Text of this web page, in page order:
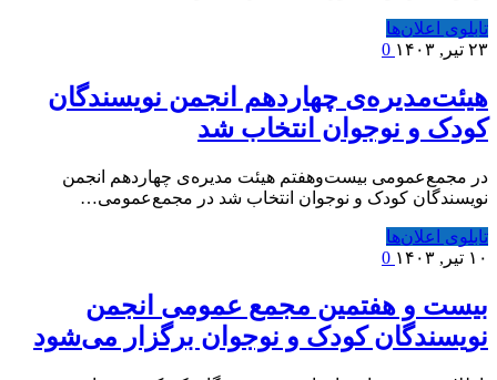
تابلوی اعلان‌ها
۲۳ تیر, ۱۴۰۳
هیئت‌مدیره‌ی چهاردهم انجمن نویسندگان
کودک و نوجوان انتخاب شد
در مجمع‌عمومی بیست‌وهفتم هیئت مدیره‌ی چهاردهم انجمن
نویسندگان کودک و نوجوان انتخاب شد در مجمع‌عمومی…
تابلوی اعلان‌ها
۱۰ تیر, ۱۴۰۳
بیست و هفتمین مجمع عمومی انجمن
نویسندگان کودک و نوجوان برگزار می‌شود